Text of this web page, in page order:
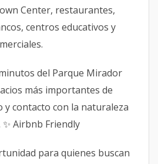
Center, restaurantes,
centros educativos y
del Parque Mirador
más importantes de
y contacto con la naturaleza
Airbnb Friendly
para quienes buscan